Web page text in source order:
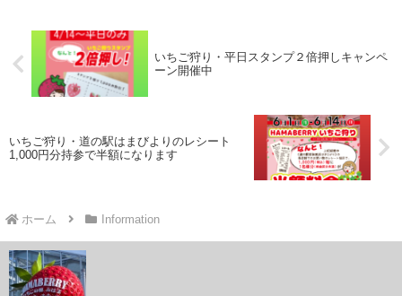
いちご狩り・平日スタンプ２倍押しキャンペ
ーン開催中
いちご狩り・道の駅はまびよりのレシート
1,000円分持参で半額になります
ホーム Information